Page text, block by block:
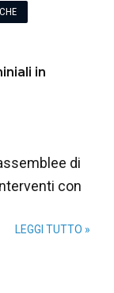
in
di
con
LEGGI TUTTO »